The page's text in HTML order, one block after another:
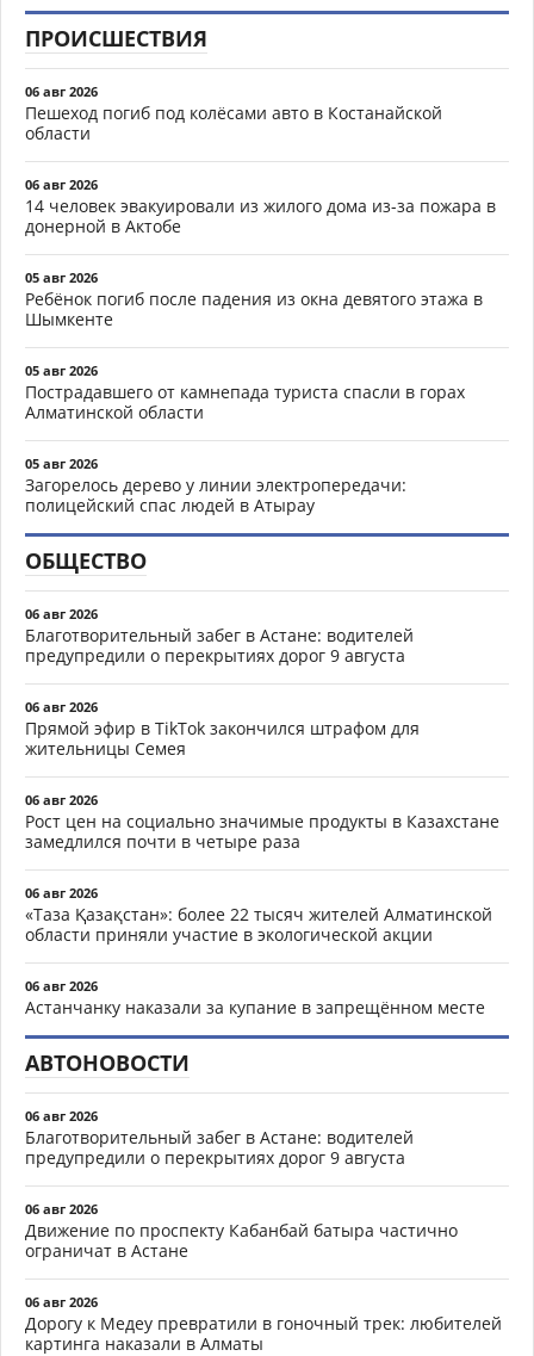
ПРОИСШЕСТВИЯ
06 авг 2026
Пешеход погиб под колёсами авто в Костанайской
области
06 авг 2026
14 человек эвакуировали из жилого дома из-за пожара в
донерной в Актобе
05 авг 2026
Ребёнок погиб после падения из окна девятого этажа в
Шымкенте
05 авг 2026
Пострадавшего от камнепада туриста спасли в горах
Алматинской области
05 авг 2026
Загорелось дерево у линии электропередачи:
полицейский спас людей в Атырау
ОБЩЕСТВО
06 авг 2026
Благотворительный забег в Астане: водителей
предупредили о перекрытиях дорог 9 августа
06 авг 2026
Прямой эфир в TikTok закончился штрафом для
жительницы Семея
06 авг 2026
Рост цен на социально значимые продукты в Казахстане
замедлился почти в четыре раза
06 авг 2026
«Таза Қазақстан»: более 22 тысяч жителей Алматинской
области приняли участие в экологической акции
06 авг 2026
Астанчанку наказали за купание в запрещённом месте
АВТОНОВОСТИ
06 авг 2026
Благотворительный забег в Астане: водителей
предупредили о перекрытиях дорог 9 августа
06 авг 2026
Движение по проспекту Кабанбай батыра частично
ограничат в Астане
06 авг 2026
Дорогу к Медеу превратили в гоночный трек: любителей
картинга наказали в Алматы